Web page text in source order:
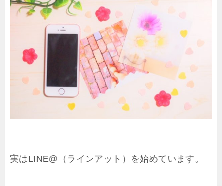
実はLINE@（ラインアット）を始めています。